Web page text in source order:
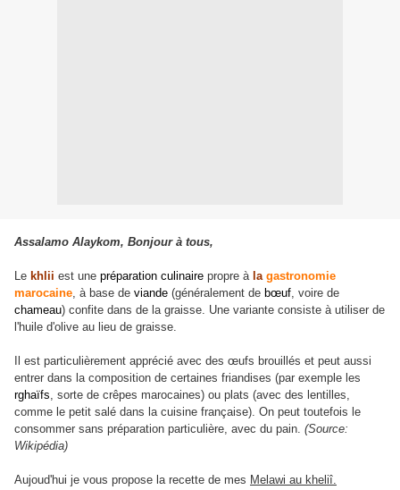
Assalamo Alaykom, Bonjour à tous,
Le khlii est une préparation culinaire propre à la gastronomie
marocaine, à base de viande (généralement de bœuf, voire de
chameau) confite dans de la graisse. Une variante consiste à utiliser de
l'huile d'olive au lieu de graisse.
Il est particulièrement apprécié avec des œufs brouillés et peut aussi
entrer dans la composition de certaines friandises (par exemple les
rghaïfs, sorte de crêpes marocaines) ou plats (avec des lentilles,
comme le petit salé dans la cuisine française). On peut toutefois le
consommer sans préparation particulière, avec du pain. (Source:
Wikipédia)
Aujoud'hui je vous propose la recette de mes Melawi au kheliî.